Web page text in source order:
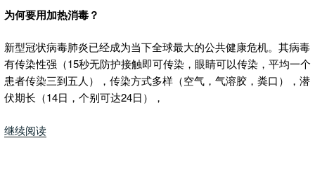
为何要用加热消毒？
新型冠状病毒肺炎已经成为当下全球最大的公共健康危机。其病毒
有传染性强（15秒无防护接触即可传染，眼睛可以传染，平均一个
患者传染三到五人），传染方式多样（空气，气溶胶，粪口），潜
伏期长（14日，个别可达24日），
继续阅读“简